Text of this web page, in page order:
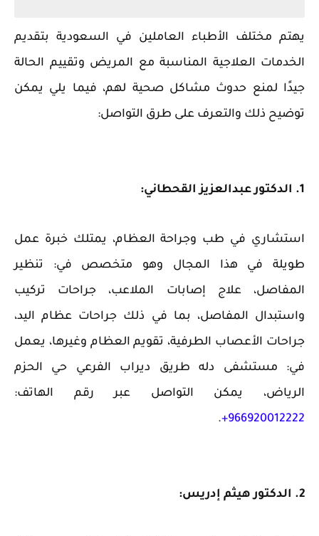
يهتم مختلف الأطباء العاملين في السعودية بتقديم
الخدمات العلاجية المناسبة مع المريض وتقييم الحالة
جيدًا لمنع حدوث مشاكل صحية لهم، فيما يلي يمكن
توضيح ذلك والتعرف على طرق التواصل:
1. الدكتور عبدالعزيز القحطاني:
استشاري في طب وجراحة العظام، يمتلك خبرة عمل
طويلة في هذا المجال وهو متخصص في: تنظير
المفاصل، علاج إصابات الملاعب، جراحات تركيب
واستبدال المفاصل، بما في ذلك جراحات عظام اليد،
جراحات الأعصاب الطرفية، تقويم العظام وغيرها، يعمل
في: مستشفى دله طريق ديراب الفرعي حي الحزم
الرياض، يمكن التواصل عبر رقم الهاتف:
966920012222+
.
2. الدكتور هيثم إدريس: